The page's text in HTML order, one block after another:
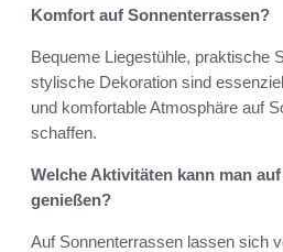
Komfort auf Sonnenterrassen?
Bequeme Liegestühle, praktische
stylische Dekoration sind
und komfortable Atmosphäre auf
schaffen.
Welche Aktivitäten kann man
genießen?
Auf Sonnenterrassen lassen sich